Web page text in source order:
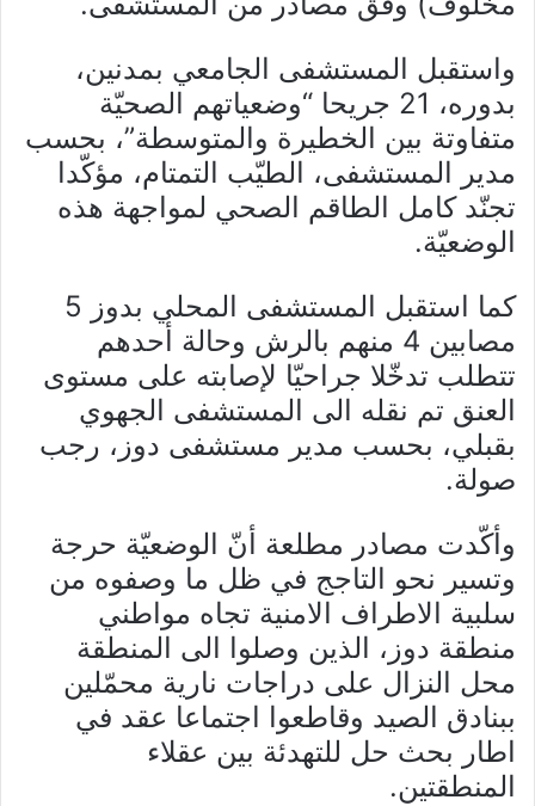
واستقبل المستشفى الجامعي بمدنين،
بدوره، 21 جريحا “وضعياتهم الصحيّة
متفاوتة بين الخطيرة والمتوسطة”، بحسب
مدير المستشفى، الطيّب التمتام، مؤكّدا
تجنّد كامل الطاقم الصحي لمواجهة هذه
الوضعيّة.
كما استقبل المستشفى المحلي بدوز 5
مصابين 4 منهم بالرش وحالة أحدهم
تتطلب تدخّلا جراحيّا لإصابته على مستوى
العنق تم نقله الى المستشفى الجهوي
بقبلي، بحسب مدير مستشفى دوز، رجب
صولة.
وأكّدت مصادر مطلعة أنّ الوضعيّة حرجة
وتسير نحو التاجج في ظل ما وصفوه من
سلبية الاطراف الامنية تجاه مواطني
منطقة دوز، الذين وصلوا الى المنطقة
محل النزال على دراجات نارية محمّلين
ببنادق الصيد وقاطعوا اجتماعا عقد في
اطار بحث حل للتهدئة بين عقلاء
المنطقتين.